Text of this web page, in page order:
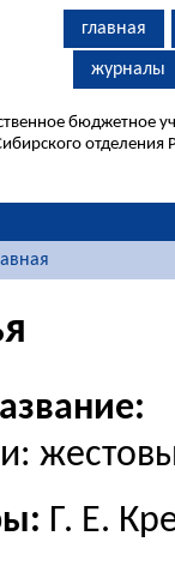
главная
журналы
бюджетное
отделения
Г. Е.